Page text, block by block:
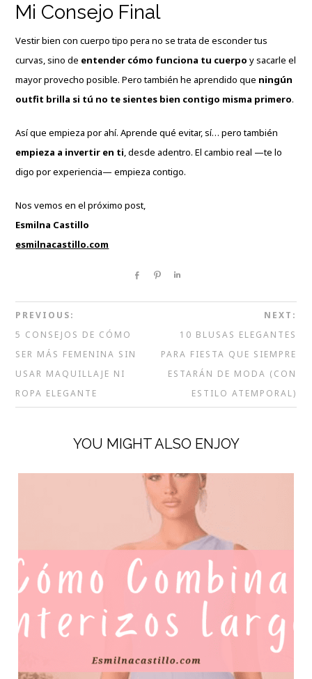
Mi Consejo Final
Vestir bien con cuerpo tipo pera no se trata de esconder tus
curvas, sino de entender cómo funciona tu cuerpo y sacarle el
mayor provecho posible. Pero también he aprendido que ningún
outfit brilla si tú no te sientes bien contigo misma primero.
Así que empieza por ahí. Aprende qué evitar, sí… pero también
empieza a invertir en ti, desde adentro. El cambio real —te lo
digo por experiencia— empieza contigo.
Nos vemos en el próximo post,
Esmilna Castillo
esmilnacastillo.com
Share Pin
PREVIOUS:
5 CONSEJOS DE CÓMO
SER MÁS FEMENINA SIN
USAR MAQUILLAJE NI
ROPA ELEGANTE
NEXT:
10 BLUSAS ELEGANTES
PARA FIESTA QUE SIEMPRE
ESTARÁN DE MODA (CON
ESTILO ATEMPORAL)
YOU MIGHT ALSO ENJOY